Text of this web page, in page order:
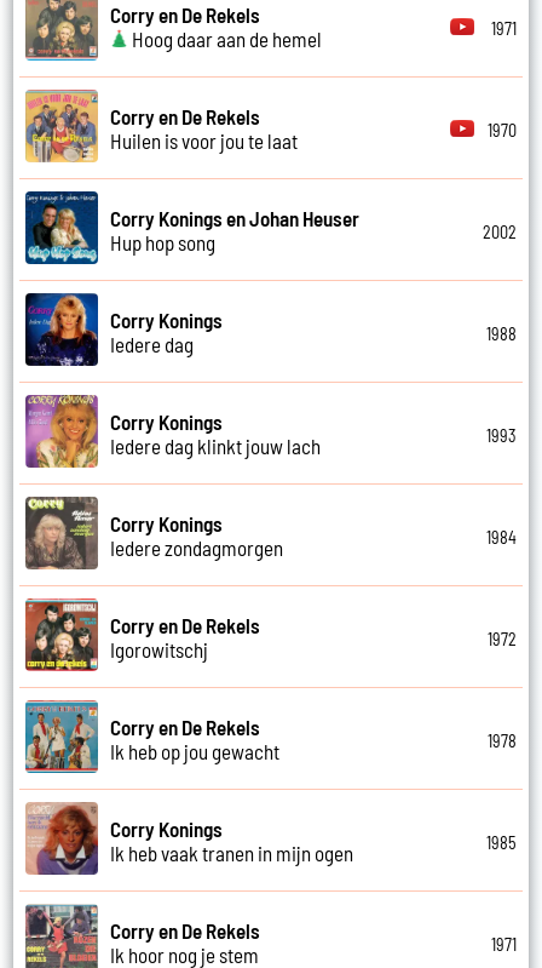
Corry en De Rekels
Hoog daar aan de hemel
1971
Corry en De Rekels
Huilen is voor jou te laat
1970
Corry Konings en Johan Heuser
Hup hop song
2002
Corry Konings
Iedere dag
1988
Corry Konings
Iedere dag klinkt jouw lach
1993
Corry Konings
Iedere zondagmorgen
1984
Corry en De Rekels
Igorowitschj
1972
Corry en De Rekels
Ik heb op jou gewacht
1978
Corry Konings
Ik heb vaak tranen in mijn ogen
1985
Corry en De Rekels
Ik hoor nog je stem
1971